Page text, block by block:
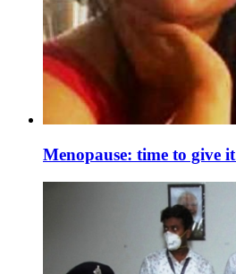
Menopause: time to give